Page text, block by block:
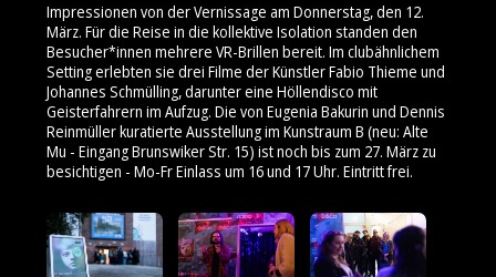
Impressionen von der Vernissage am Donnerstag, den 12.
März. Für die Reise in die kollektive Isolation standen den
Besucher*innen mehrere VR-Brillen bereit. Im clubähnlichem
Setting erlebten sie drei Filme der Künstler Fabio Thieme und
Johannes Schmülling, darunter eine Höllendisco mit
Geisterfahrern im Aufzug. Die von Eugenia Bakurin und Dennis
Reinmüller kuratierte Ausstellung im Kunstraum B (neu: Alte
Mu - Eingang Brunswiker Str. 15) ist noch bis zum 27. März zu
besichtigen - Mo-Fr Einlass um 16 und 17 Uhr. Eintritt frei.